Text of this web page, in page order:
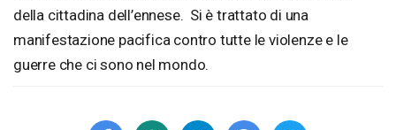
della cittadina dell’ennese. Si è trattato di una
manifestazione pacifica contro tutte le violenze e le
guerre che ci sono nel mondo.